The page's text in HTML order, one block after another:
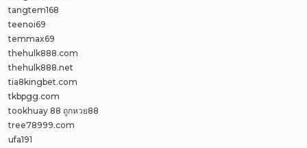
tangtem168
teenoi69
temmax69
thehulk888.com
thehulk888.net
tia8kingbet.com
tkbpgg.com
tookhuay 88 ถูกหวย88
tree78999.com
ufa191